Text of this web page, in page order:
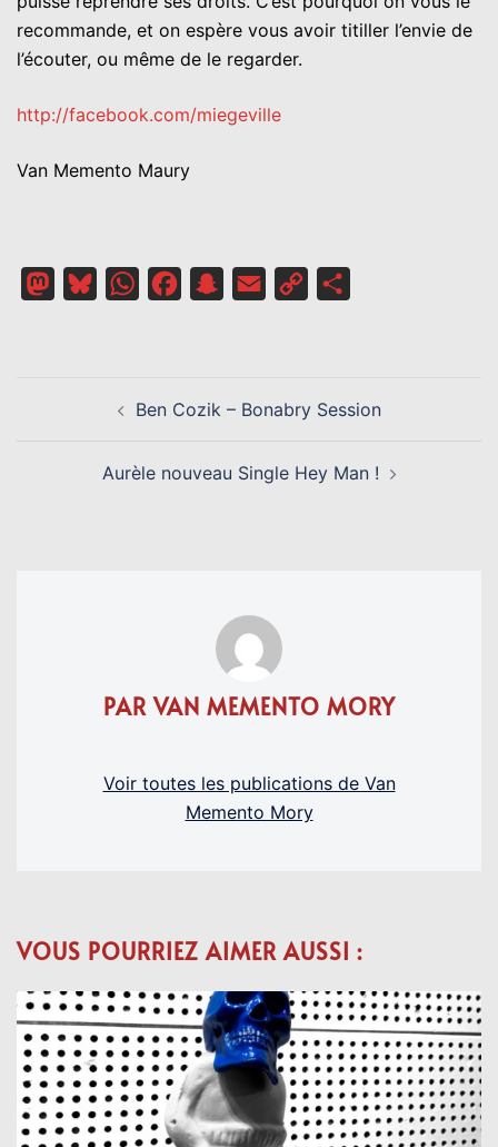
recommande, et on espère vous avoir titiller l’envie de
l’écouter, ou même de le regarder.
http://facebook.com/miegeville
Van Memento Maury
MastodonBlueskyWhatsAppFacebookSnapchat
Email
Copy
D’ARTICLEBen Cozik – Bonabry Session
Aurèle nouveau Single Hey Man !
PAR VAN MEMENTO MORY
Voir toutes les publications de Van
Memento Mory
VOUS POURRIEZ AIMER AUSSI :